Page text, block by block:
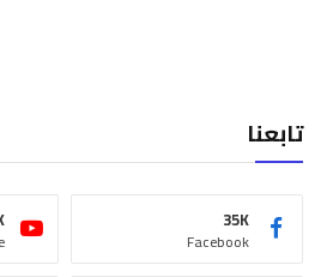
تابعنا
Facebook
35K